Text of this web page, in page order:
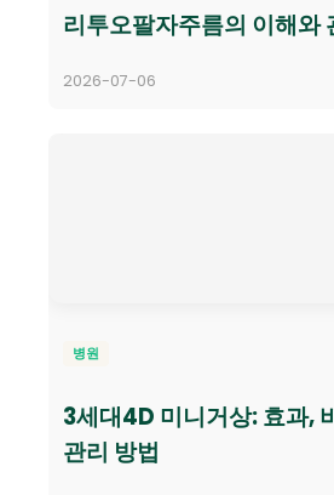
리투오팔자주름의 이해와
2026-07-06
병원
3세대4D 미니거상: 효과,
관리 방법